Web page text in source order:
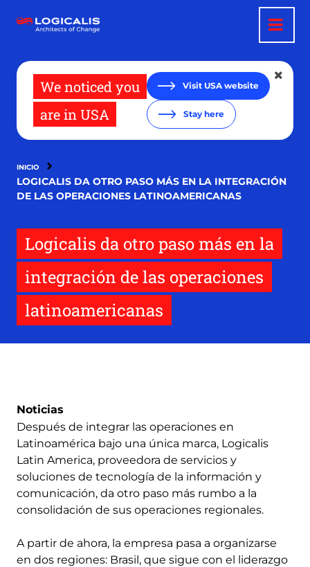
contenido
We noticed you
are in USA
Visit USA website
Stay here
INICIO
LOGICALIS DA OTRO PASO MÁS EN LA INTEGRACIÓN
DE LAS OPERACIONES LATINOAMERICANAS
Logicalis da otro paso más en la
integración de las operaciones
latinoamericanas
Noticias
Después de integrar las operaciones en
Latinoamérica bajo una única marca, Logicalis
Latin America, proveedora de servicios y
soluciones de tecnología de la información y
comunicación, da otro paso más rumbo a la
consolidación de sus operaciones regionales.
A partir de ahora, la empresa pasa a organizarse
en dos regiones: Brasil, que sigue con el liderazgo